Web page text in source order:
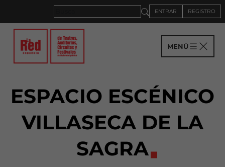
ENTRAR REGISTRO
MENÚ
ESPACIO ESCÉNICO
VILLASECA DE LA
SAGRA